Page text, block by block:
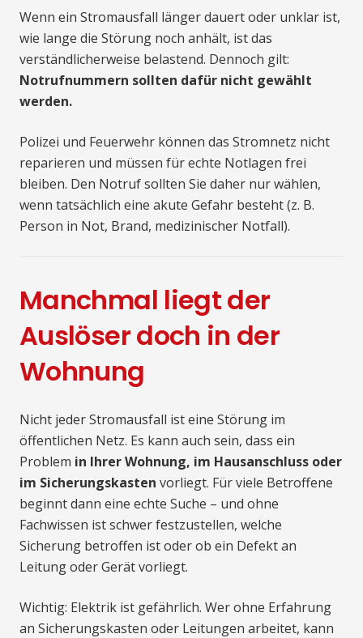
Wenn ein Stromausfall länger dauert oder unklar ist,
wie lange die Störung noch anhält, ist das
verständlicherweise belastend. Dennoch gilt:
Notrufnummern sollten dafür nicht gewählt
werden.
Polizei und Feuerwehr können das Stromnetz nicht
reparieren und müssen für echte Notlagen frei
bleiben. Den Notruf sollten Sie daher nur wählen,
wenn tatsächlich eine akute Gefahr besteht (z. B.
Person in Not, Brand, medizinischer Notfall).
Manchmal liegt der
Auslöser doch in der
Wohnung
Nicht jeder Stromausfall ist eine Störung im
öffentlichen Netz. Es kann auch sein, dass ein
Problem in Ihrer Wohnung, im Hausanschluss oder
im Sicherungskasten vorliegt. Für viele Betroffene
beginnt dann eine echte Suche – und ohne
Fachwissen ist schwer festzustellen, welche
Sicherung betroffen ist oder ob ein Defekt an
Leitung oder Gerät vorliegt.
Wichtig: Elektrik ist gefährlich. Wer ohne Erfahrung
an Sicherungskasten oder Leitungen arbeitet, kann